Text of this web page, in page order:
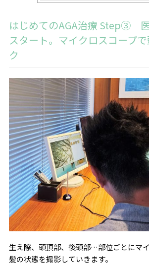
はじめてのAGA治療 Step③
スタート。マイクロスコープ
ク
生え際、頭頂部、後頭部…部位ごとにマ
髪の状態を撮影していきます。